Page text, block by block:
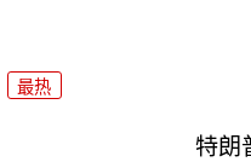
最热
特朗